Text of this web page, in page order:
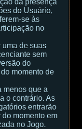
da presença
do Usuário,
se às
no
uma de suas
sem
do
momento de
menos que a
o contrário. As
entrarão
do momento em
no Jogo.